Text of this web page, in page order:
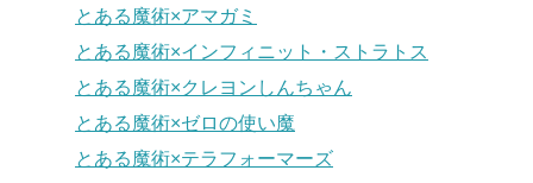
とある魔術×アマガミ
とある魔術×インフィニット・ストラトス
とある魔術×クレヨンしんちゃん
とある魔術×ゼロの使い魔
とある魔術×テラフォーマーズ